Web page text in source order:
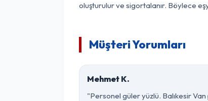
oluşturulur ve sigortalanır. Böylece
Müşteri Yorumları
Mehmet K.
"Personel güler yüzlü. Balıkesir